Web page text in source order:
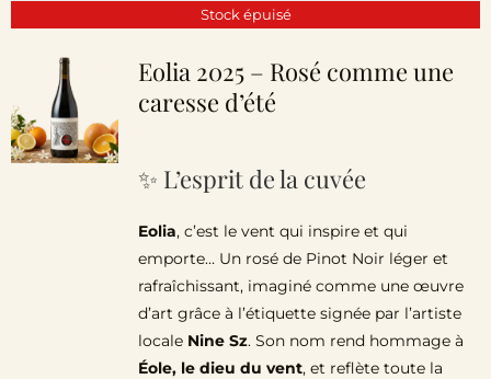
Stock épuisé
Eolia 2025 – Rosé comme une
caresse d’été
✨ L’esprit de la cuvée
Eolia, c’est le vent qui inspire et qui
emporte… Un rosé de Pinot Noir léger et
rafraîchissant, imaginé comme une œuvre
d’art grâce à l’étiquette signée par l’artiste
locale Nine Sz. Son nom rend hommage à
Éole, le dieu du vent, et reflète toute la